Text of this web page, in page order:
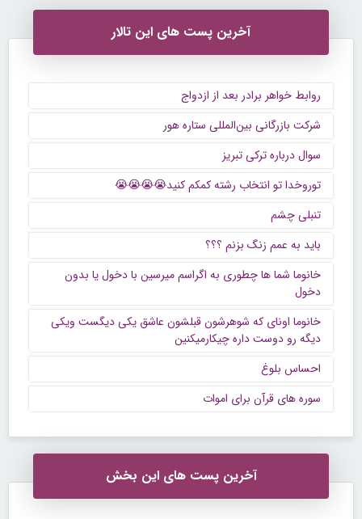
آخرین پست های این تالار
روابط خواهر برادر بعد از ازدواج
شرکت بازرگانی بین‌المللی ستاره هور
سوال درباره ترکی تبریز
توروخدا تو انتخاب رشته کمکم کنید😭😭😭😭
تنبلی چشم
باید به عمم زنگ بزنم ؟؟؟
خانوما شما ها چطوری به اگراسم میرسین با دخول یا بدون
دخول
خانوما اونای که شوهرشون قبلشون عاشق یکی دیگست ویکی
دیگه رو دوست داره چیکارمیکنین
احساس بلوغ
سوره های قرآن برای اموات
آخرین پست های این بخش